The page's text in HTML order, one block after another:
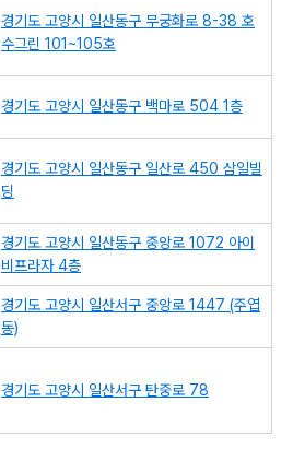
경기도 고양시 일산동구 무궁화로 8-38 호
수그린 101~105호
경기도 고양시 일산동구 백마로 504 1층
경기도 고양시 일산동구 일산로 450 삼일빌
딩
경기도 고양시 일산동구 중앙로 1072 아이
비프라자 4층
경기도 고양시 일산서구 중앙로 1447 (주엽
동)
경기도 고양시 일산서구 탄중로 78